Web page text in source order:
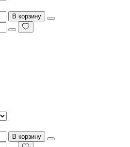
В корзину
В корзину